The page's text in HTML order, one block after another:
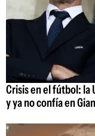
Crisis en el fútbol: la
y ya no confía en